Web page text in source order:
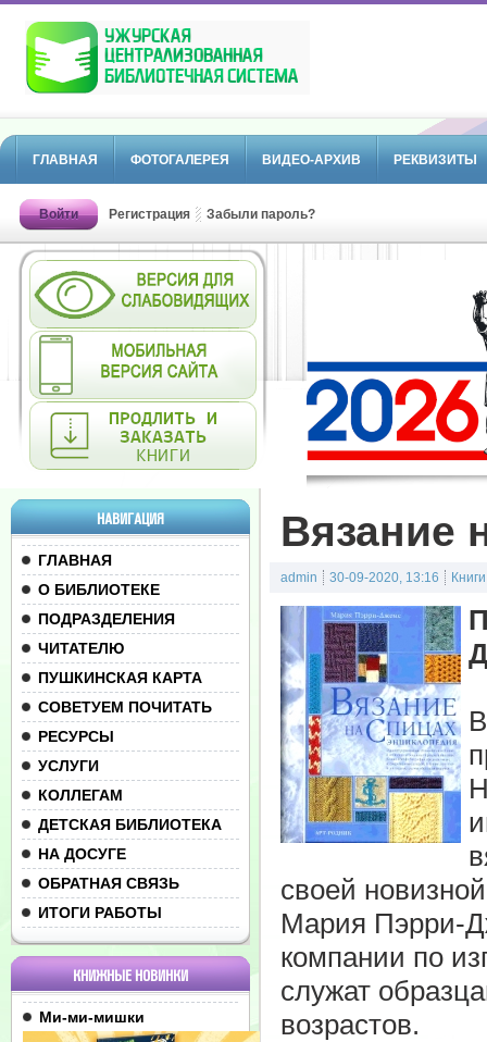
ГЛАВНАЯ ФОТОГАЛЕРЕЯ ВИДЕО-АРХИВ РЕКВИЗИТЫ
Войти Регистрация Забыли пароль?
НАВИГАЦИЯ
ГЛАВНАЯ
О БИБЛИОТЕКЕ
ПОДРАЗДЕЛЕНИЯ
ЧИТАТЕЛЮ
ПУШКИНСКАЯ КАРТА
СОВЕТУЕМ ПОЧИТАТЬ
РЕСУРСЫ
УСЛУГИ
КОЛЛЕГАМ
ДЕТСКАЯ БИБЛИОТЕКА
НА ДОСУГЕ
ОБРАТНАЯ СВЯЗЬ
ИТОГИ РАБОТЫ
КНИЖНЫЕ НОВИНКИ
Ми-ми-мишки
Вязание
admin 30-09-2020, 13:16 Книги
своей
Мария Пэрри-
компании по
служат
возрастов.